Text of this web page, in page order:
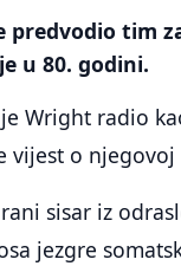
tim
u 80. godini.
Wright radio
vijest o njegovoj
sisar iz
jezgre